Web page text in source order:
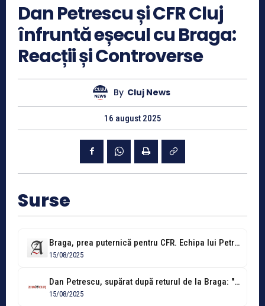
Dan Petrescu și CFR Cluj
înfruntă eșecul cu Braga:
Reacții și Controverse
By Cluj News
16 august 2025
Surse
Braga, prea puternică pentru CFR. Echipa lui Petrescu va continua în Conference...
15/08/2025
Dan Petrescu, supărat după returul de la Braga: "Dominau, dar nu aveau...
15/08/2025